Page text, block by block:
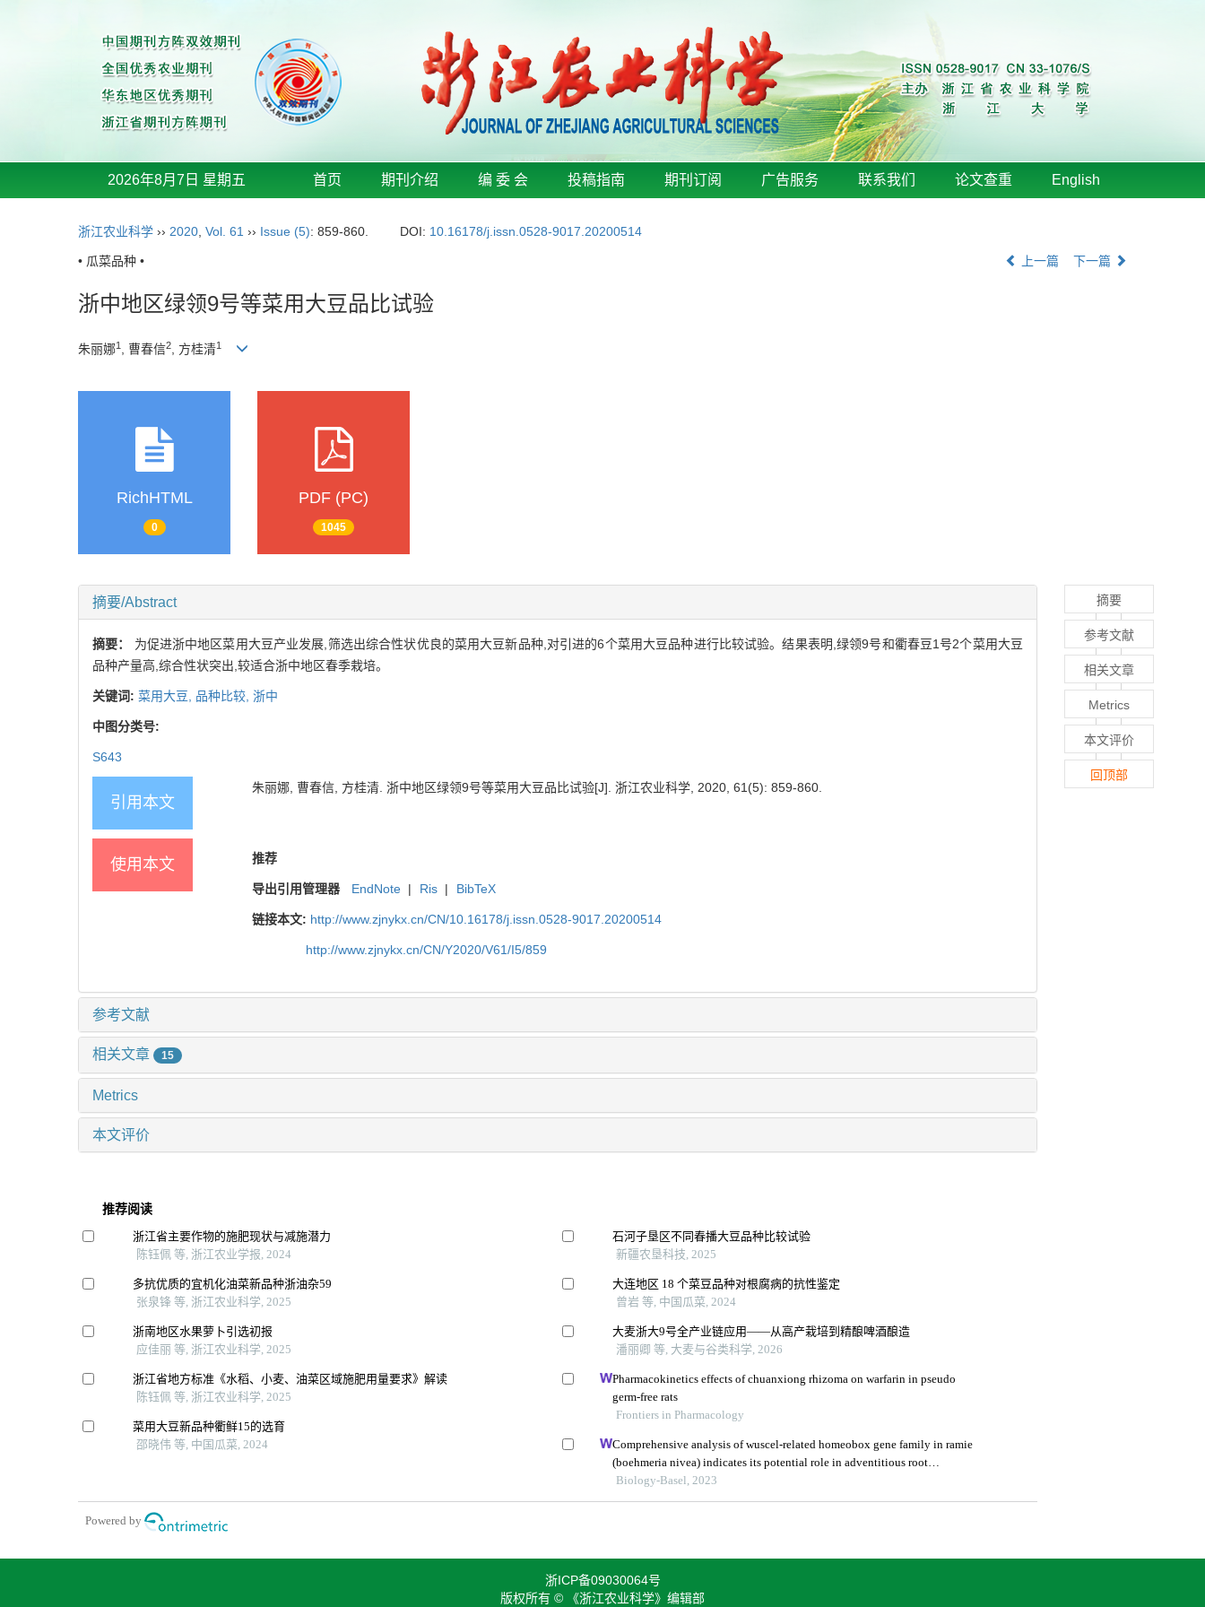
2026年8月7日 星期五 首页 期刊介绍 编 委 会 投稿指南 期刊订阅 广告服务 联系我们 论文查重 English
浙江农业科学 ›› 2020 Vol. 61 ›› Issue (5): 859-860. DOI: 10.16178/j.issn.0528-9017.20200514
• 瓜菜品种 • 上一篇 下一篇
浙中地区绿领9号等菜用大豆品比试验
朱丽娜1 , 曹春信2, 方桂清1
RichHTML
0
PDF (PC)
1045
摘要/Abstract
摘要： 为促进浙中地区菜用大豆产业发展,筛选出综合性状优良的菜用大豆新品种,对引进的6个菜用大豆品种进行比较试验。结果表明,绿领9号和衢春豆1号2个菜用大豆
品种产量高,综合性状突出,较适合浙中地区春季栽培。
关键词: 菜用大豆, 品种比较, 浙中
中图分类号:
S643
引用本文
朱丽娜, 曹春信, 方桂清. 浙中地区绿领9号等菜用大豆品比试验[J]. 浙江农业科学, 2020, 61(5): 859-860.
使用本文 推荐
导出引用管理器 EndNote | Ris | BibTeX
链接本文: http://www.zjnykx.cn/CN/10.16178/j.issn.0528-9017.20200514
http://www.zjnykx.cn/CN/Y2020/V61/I5/859
参考文献
相关文章 15
Metrics
本文评价
推荐阅读
浙江省主要作物的施肥现状与减施潜力
陈钰佩 等, 浙江农业学报, 2024
多抗优质的宜机化油菜新品种浙油杂59
张泉锋 等, 浙江农业科学, 2025
浙南地区水果萝卜引选初报
应佳丽 等, 浙江农业科学, 2025
浙江省地方标准《水稻、小麦、油菜区域施肥用量要求》解读
陈钰佩 等, 浙江农业科学, 2025
菜用大豆新品种衢鲜15的选育
邵晓伟 等, 中国瓜菜, 2024
石河子垦区不同春播大豆品种比较试验
新疆农垦科技, 2025
大连地区 18 个菜豆品种对根腐病的抗性鉴定
曾岩 等, 中国瓜菜, 2024
大麦浙大9号全产业链应用——从高产栽培到精酿啤酒酿造
潘丽卿 等, 大麦与谷类科学, 2026
Pharmacokinetics effects of chuanxiong rhizoma on warfarin in pseudo
germ-free rats
Frontiers in Pharmacology
Comprehensive analysis of wuscel-related homeobox gene family in ramie
(boehmeria nivea) indicates its potential role in adventitious root
development
Biology-Basel, 2023
Powered by
摘要
参考文献
相关文章
Metrics
本文评价
回顶部
浙ICP备09030064号
版权所有 © 《浙江农业科学》编辑部